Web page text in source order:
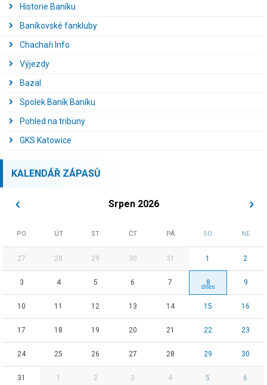
Historie Baníku
Baníkovské fankluby
Chachaři Info
Výjezdy
Bazal
Spolek Baník Baníku
Pohled na tribuny
GKS Katowice
KALENDÁŘ ZÁPASŮ
Srpen 2026
PO ÚT ST ČT PÁ SO NE
27 28 29 30 31 1 2
3 4 5 6 7 8 9
10 11 12 13 14 15 16
17 18 19 20 21 22 23
24 25 26 27 28 29 30
31 1 2 3 4 5 6